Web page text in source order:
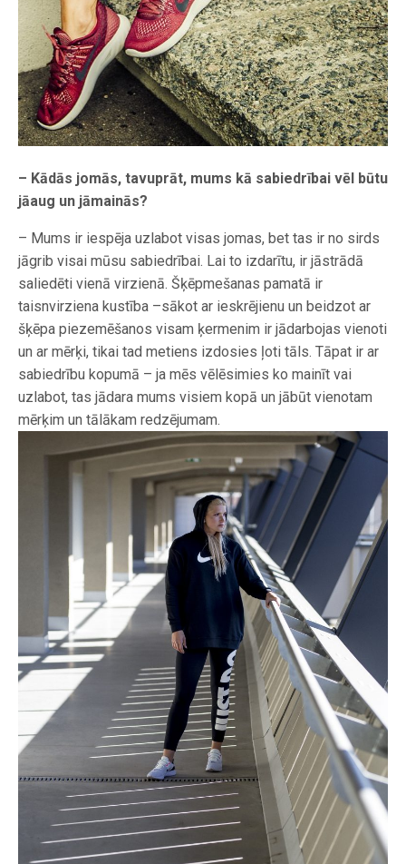
– Kādās jomās, tavuprāt, mums kā sabiedrībai vēl būtu
jāaug un jāmainās?
– Mums ir iespēja uzlabot visas jomas, bet tas ir no sirds
jāgrib visai mūsu sabiedrībai. Lai to izdarītu, ir jāstrādā
saliedēti vienā virzienā. Šķēpmešanas pamatā ir
taisnvirziena kustība –sākot ar ieskrējienu un beidzot ar
šķēpa piezemēšanos visam ķermenim ir jādarbojas vienoti
un ar mērķi, tikai tad metiens izdosies ļoti tāls. Tāpat ir ar
sabiedrību kopumā – ja mēs vēlēsimies ko mainīt vai
uzlabot, tas jādara mums visiem kopā un jābūt vienotam
mērķim un tālākam redzējumam.